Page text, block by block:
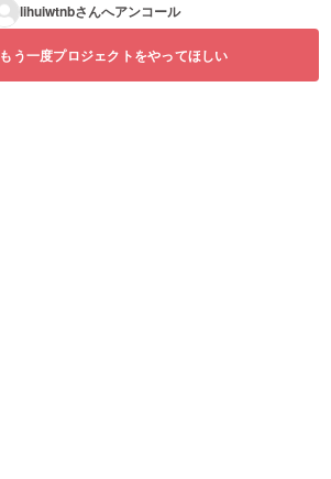
lihuiwtnbさんへアンコール
もう一度プロジェクトをやってほしい